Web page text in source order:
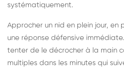
systématiquement.
Approcher un nid en plein jour, en
une réponse défensive
tenter de le décrocher à la main
multiples dans les minutes qui